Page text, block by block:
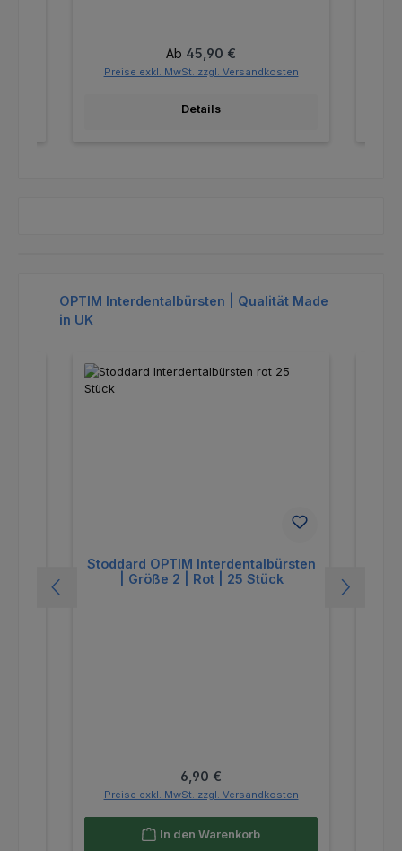
Regulärer Preis:
Ab 45,90 €
Preise exkl. MwSt. zzgl. Versandkosten
Details
Produktgalerie überspringen
OPTIM Interdentalbürsten | Qualität Made
in UK
Stoddard OPTIM Interdentalbürsten
| Größe 2 | Rot | 25 Stück
Regulärer Preis:
6,90 €
Preise exkl. MwSt. zzgl. Versandkosten
In den Warenkorb